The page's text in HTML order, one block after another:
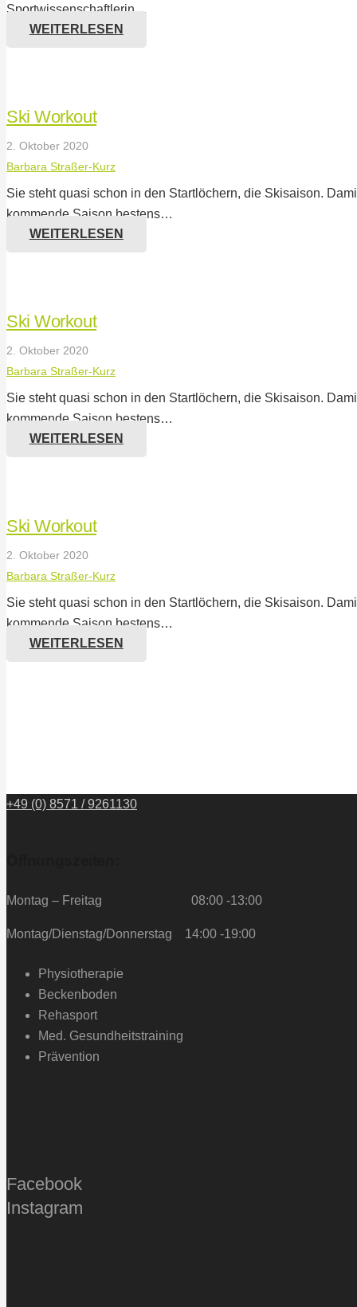
Sportwissenschaftlerin…
WEITERLESEN
Ski Workout
2. Oktober 2020
Barbara Straßer-Kurz
Sie steht quasi schon in den Startlöchern, die Skisaison.
kommende Saison bestens…
WEITERLESEN
Ski Workout
2. Oktober 2020
Barbara Straßer-Kurz
Sie steht quasi schon in den Startlöchern, die Skisaison.
kommende Saison bestens…
WEITERLESEN
Ski Workout
2. Oktober 2020
Barbara Straßer-Kurz
Sie steht quasi schon in den Startlöchern, die Skisaison.
kommende Saison bestens…
WEITERLESEN
+49 (0) 8571 / 9261130
Montag – Freitag 08:00 -13:00
Montag/Dienstag/Donnerstag 14:00 -19:00
Physiotherapie
Beckenboden
Rehasport
Med. Gesundheitstraining
Prävention
Facebook
Instagram